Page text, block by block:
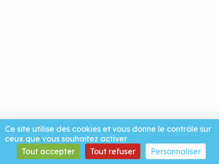
Ce site utilise des cookies et vous donne le contrôle sur
ceux que vous souhaitez activer
Tout accepter
Tout refuser Personnaliser